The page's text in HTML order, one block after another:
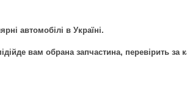
автомобілі в Україні.
вам обрана запчастина, перевірить за